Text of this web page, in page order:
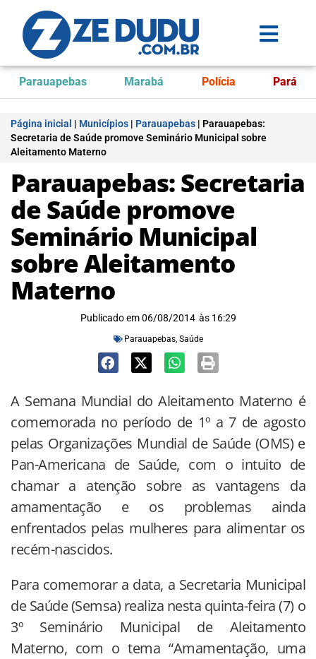
Parauapebas Marabá Polícia Pará
Página inicial | Municípios | Parauapebas | Parauapebas:
Secretaria de Saúde promove Seminário Municipal sobre
Aleitamento Materno
Parauapebas: Secretaria
de Saúde promove
Seminário Municipal
sobre Aleitamento
Materno
Publicado em 06/08/2014 às 16:29
Parauapebas, Saúde
A Semana Mundial do Aleitamento Materno é
comemorada no período de 1º a 7 de agosto
pelas Organizações Mundial de Saúde (OMS) e
Pan-Americana de Saúde, com o intuito de
chamar a atenção sobre as vantagens da
amamentação e os problemas ainda
enfrentados pelas mulheres para alimentar os
recém-nascidos.
Para comemorar a data, a Secretaria Municipal
de Saúde (Semsa) realiza nesta quinta-feira (7) o
3º Seminário Municipal de Aleitamento
Materno, com o tema “Amamentação, uma